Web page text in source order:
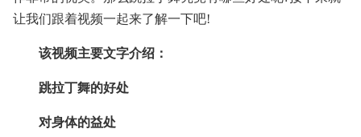
让我们跟着视频一起来了解一下吧!
该视频主要文字介绍：
跳拉丁舞的好处
对身体的益处